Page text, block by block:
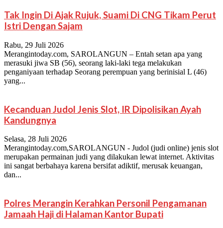
Tak Ingin Di Ajak Rujuk, Suami Di CNG Tikam Perut
Istri Dengan Sajam
Rabu, 29 Juli 2026
Merangintoday.com, SAROLANGUN – Entah setan apa yang
merasuki jiwa SB (56), seorang laki-laki tega melakukan
penganiyaan terhadap Seorang perempuan yang berinisial L (46)
yang...
Kecanduan Judol Jenis Slot, IR Dipolisikan Ayah
Kandungnya
Selasa, 28 Juli 2026
Merangintoday.com,SAROLANGUN - Judol (judi online) jenis slot
merupakan permainan judi yang dilakukan lewat internet. Aktivitas
ini sangat berbahaya karena bersifat adiktif, merusak keuangan,
dan...
Polres Merangin Kerahkan Personil Pengamanan
Jamaah Haji di Halaman Kantor Bupati